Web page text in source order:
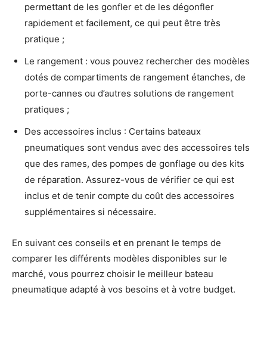
permettant de les gonfler et de les dégonfler
rapidement et facilement, ce qui peut être très
pratique ;
Le rangement : vous pouvez rechercher des modèles
dotés de compartiments de rangement étanches, de
porte-cannes ou d’autres solutions de rangement
pratiques ;
Des accessoires inclus : Certains bateaux
pneumatiques sont vendus avec des accessoires tels
que des rames, des pompes de gonflage ou des kits
de réparation. Assurez-vous de vérifier ce qui est
inclus et de tenir compte du coût des accessoires
supplémentaires si nécessaire.
En suivant ces conseils et en prenant le temps de
comparer les différents modèles disponibles sur le
marché, vous pourrez choisir le meilleur bateau
pneumatique adapté à vos besoins et à votre budget.